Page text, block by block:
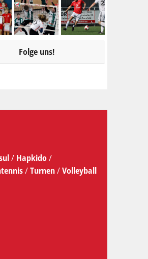
Folge uns!
/ Hapkido/
/Turnen/Volleyball